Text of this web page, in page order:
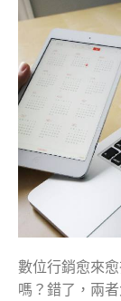
數位行銷愈來
嗎？錯了，兩